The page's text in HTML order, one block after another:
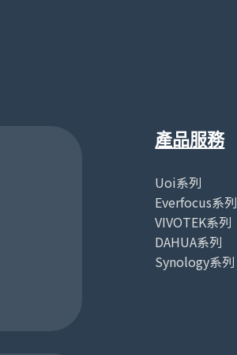
產品服務
Uoi系列
Everfocus系列
VIVOTEK系列
DAHUA系列
Synology系列